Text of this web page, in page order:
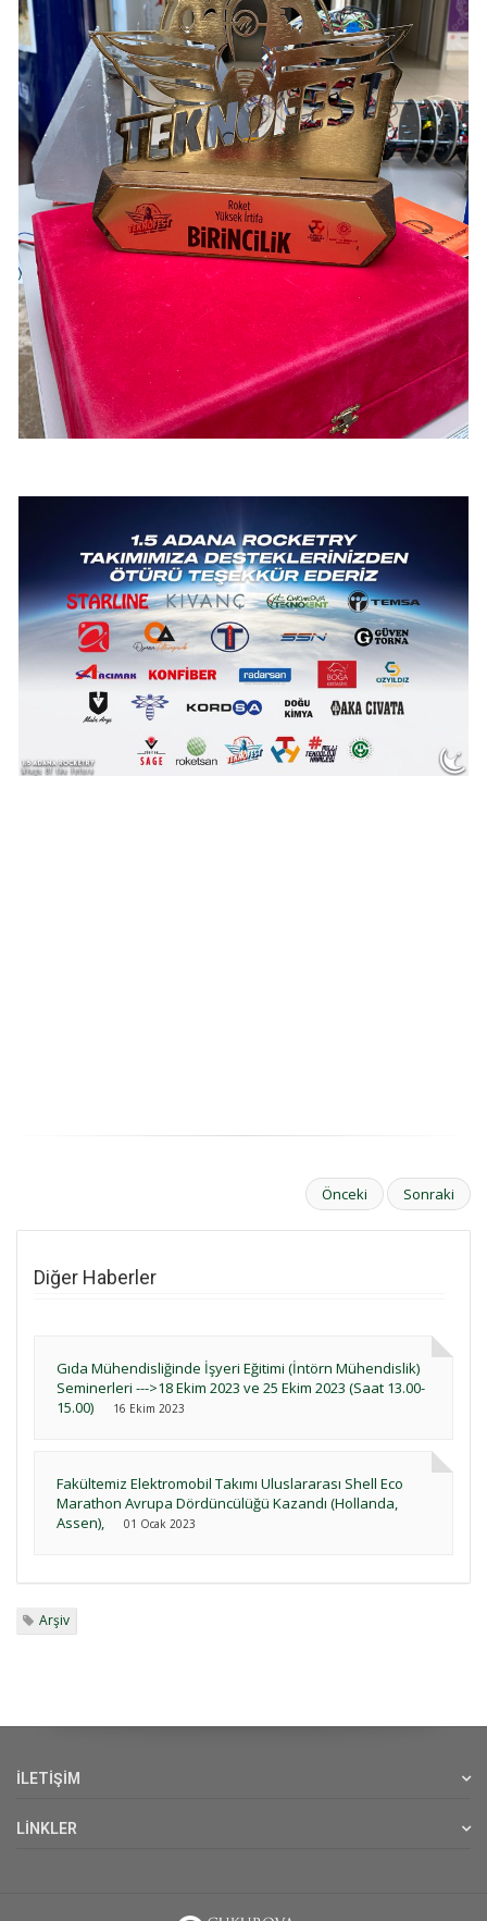
Önceki Sonraki
Diğer Haberler
Gıda Mühendisliğinde İşyeri Eğitimi (İntörn Mühendislik)
Seminerleri --->18 Ekim 2023 ve 25 Ekim 2023 (Saat 13.00-
15.00)
16 Ekim 2023
Fakültemiz Elektromobil Takımı Uluslararası Shell Eco
Marathon Avrupa Dördüncülüğü Kazandı (Hollanda,
Assen),
01 Ocak 2023
Arşiv
İLETİŞİM
LİNKLER